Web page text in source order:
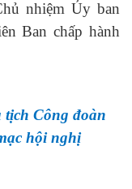
nhiệm Ủy ban
Ban chấp hành
Công đoàn
hội nghị